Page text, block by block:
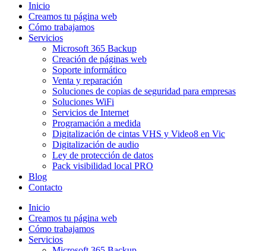
Inicio
Creamos tu página web
Cómo trabajamos
Servicios
Microsoft 365 Backup
Creación de páginas web
Soporte informático
Venta y reparación
Soluciones de copias de seguridad para empresas
Soluciones WiFi
Servicios de Internet
Programación a medida
Digitalización de cintas VHS y Video8 en Vic
Digitalización de audio
Ley de protección de datos
Pack visibilidad local PRO
Blog
Contacto
Inicio
Creamos tu página web
Cómo trabajamos
Servicios